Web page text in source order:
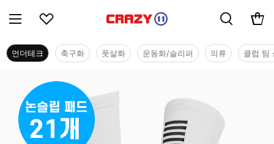
언더테크 축구화 풋살화 운동화/슬리퍼 의류 클럽 팀